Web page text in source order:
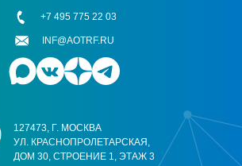
127473, Г. МОСКВА
УЛ. КРАСНОПРОЛЕТАРСКАЯ,
ДОМ 30, СТРОЕНИЕ 1, ЭТАЖ 3
+7 495 775 22 03
INF@AOTRF.RU